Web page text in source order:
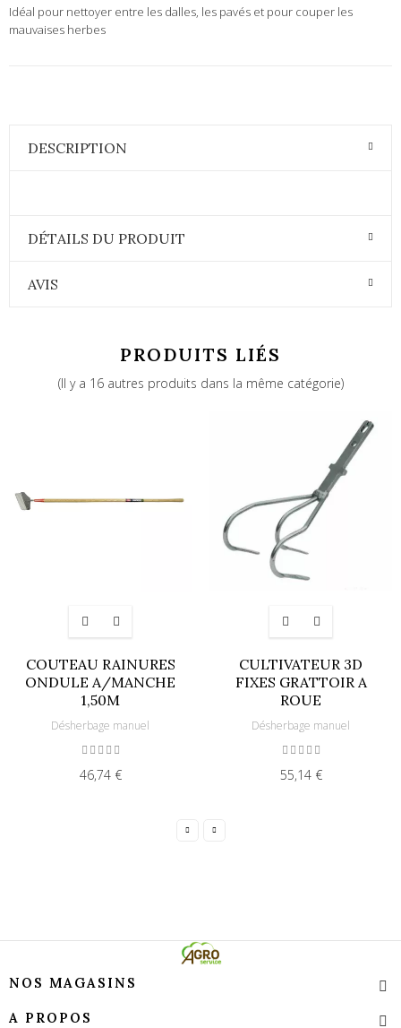
Idéal pour nettoyer entre les dalles, les pavés et pour couper les
mauvaises herbes
DESCRIPTION
DÉTAILS DU PRODUIT
AVIS
PRODUITS LIÉS
(Il y a 16 autres produits dans la même catégorie)
COUTEAU RAINURES
ONDULE A/MANCHE
1,50M
Désherbage manuel
46,74 €
CULTIVATEUR 3D
FIXES GRATTOIR A
ROUE
Désherbage manuel
55,14 €
NOS MAGASINS
A PROPOS